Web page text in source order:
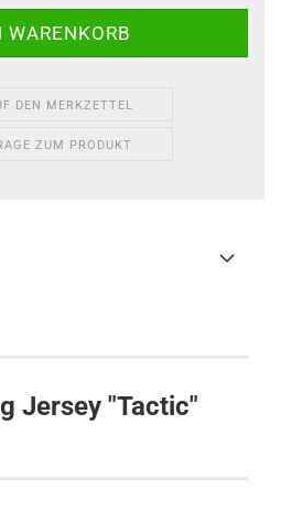
DEN MERKZETTEL
ZUM PRODUKT
Jersey "Tactic"